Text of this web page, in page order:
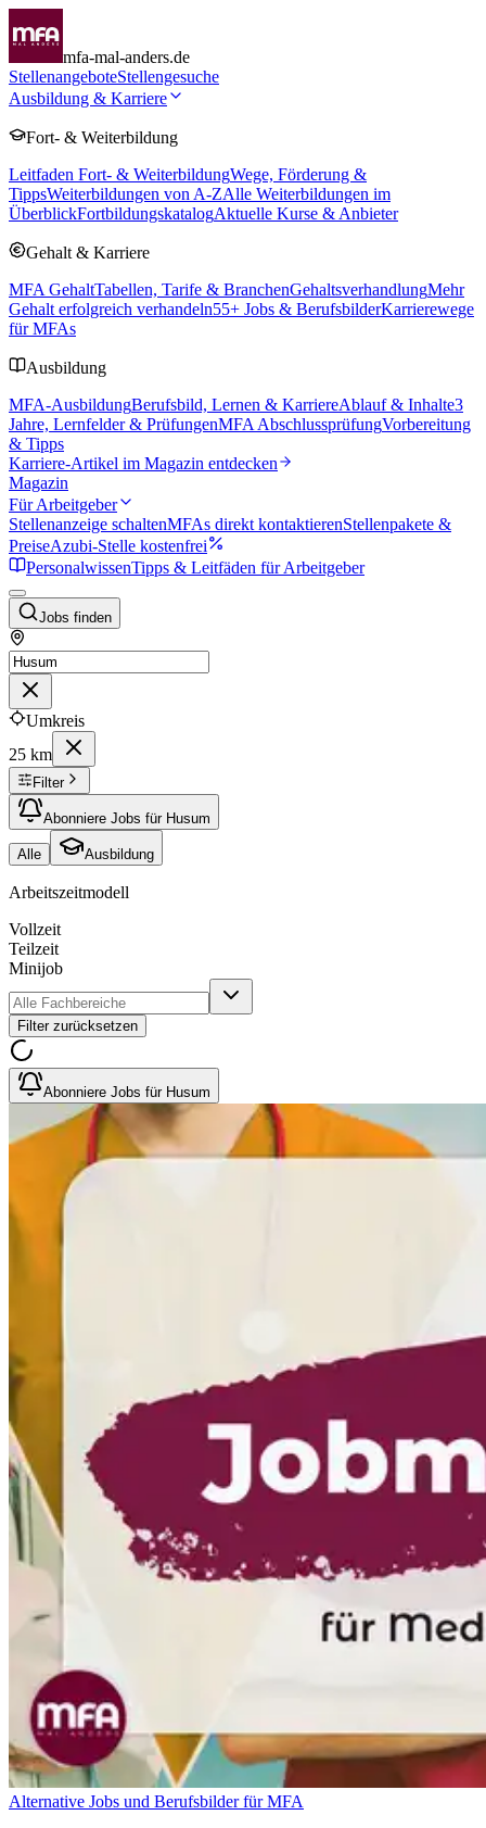
mfa-mal-anders.de
StellenangeboteStellengesuche
Ausbildung & Karriere
Fort- & Weiterbildung
Leitfaden Fort- & WeiterbildungWege, Förderung &
TippsWeiterbildungen von A-ZAlle Weiterbildungen im
ÜberblickFortbildungskatalogAktuelle Kurse & Anbieter
Gehalt & Karriere
MFA GehaltTabellen, Tarife & BranchenGehaltsverhandlungMehr
Gehalt erfolgreich verhandeln55+ Jobs & BerufsbilderKarrierewege
für MFAs
Ausbildung
MFA-AusbildungBerufsbild, Lernen & KarriereAblauf & Inhalte3
Jahre, Lernfelder & PrüfungenMFA AbschlussprüfungVorbereitung
& Tipps
Karriere-Artikel im Magazin entdecken
Magazin
Für Arbeitgeber
Stellenanzeige schaltenMFAs direkt kontaktierenStellenpakete &
PreiseAzubi-Stelle kostenfrei
PersonalwissenTipps & Leitfäden für Arbeitgeber
Jobs finden
Umkreis
25 km
Filter
Abonniere Jobs für Husum
Alle Ausbildung
Arbeitszeitmodell
Vollzeit
Teilzeit
Minijob
Filter zurücksetzen
Abonniere Jobs für Husum
Alternative Jobs und Berufsbilder für MFA